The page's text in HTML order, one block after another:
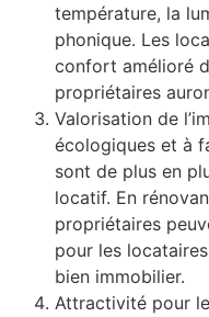
température, la
phonique. Les
confort amélioré
propriétaires
Valorisation de
écologiques et à
sont de plus en
locatif. En
propriétaires
pour les
bien immobilier.
Attractivité pour